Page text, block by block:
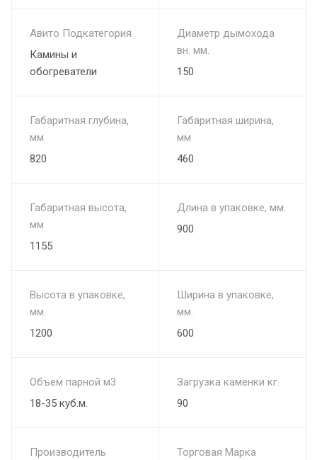
Авито Подкатегория
Камины и
обогреватели
Диаметр дымохода
вн. мм.
150
Габаритная глубина,
мм
820
Габаритная ширина,
мм
460
Габаритная высота,
мм
1155
Длина в упаковке, мм.
900
Высота в упаковке,
мм.
1200
Ширина в упаковке,
мм.
600
Объем парной м3
18-35 куб.м.
Загрузка каменки кг.
90
Производитель
Торговая Марка